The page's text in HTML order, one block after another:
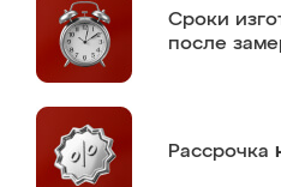
Сроки
после
Рассрочка